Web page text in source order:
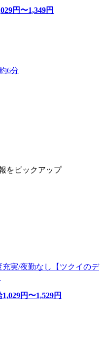
円〜1,349円
6分
をピックアップ
実/夜勤なし【ツクイのデ
1,029円〜1,529円